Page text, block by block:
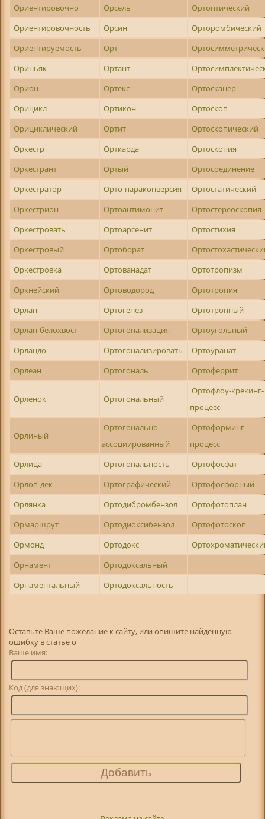
Ориентировочно
Орсель
Ортоптический
Ориентировочность
Орсин
Орторомбический
Ориентируемость
Орт
Ориньяк
Ортант
Орион
Ортекс
Ортосканер
Орицикл
Ортикон
Ортоскоп
Орициклический
Ортит
Ортоскопический
Оркестр
Орткарда
Ортоскопия
Оркестрант
Ортый
Ортосоединение
Оркестратор
Орто-параконверсия
Ортостатический
Оркестрион
Ортоантимонит
Ортостереоскопия
Оркестровать
Ортоарсенит
Ортостихия
Оркестровый
Ортоборат
Оркестровка
Ортованадат
Ортотропизм
Оркнейский
Ортоводород
Ортотропия
Орлан
Ортогенез
Ортотропный
Орлан-белохвост
Ортогонализация
Ортоугольный
Орландо
Ортогонализировать
Ортоуранат
Орлеан
Ортогональ Ортоферрит
Орленок Ортогональный
Ортофлоу-крекинг-
процесс
Орлиный
Ортогонально-
ассоциированный
Ортоформинг-
процесс
Орлица
Ортогональность
Ортофосфат
Орлоп-дек
Ортографический
Ортофосфорный
Орлянка
Ортодибромбензол
Ортофотоплан
Ормаршрут
Ортодиоксибензол
Ортофотоскоп
Ормонд
Ортодокс
Орнамент
Ортодоксальный
Орнаментальный
Ортодоксальность
Оставьте Ваше пожелание к сайту, или опишите найденную
ошибку в статье о
Ваше имя:
Код (для знающих):